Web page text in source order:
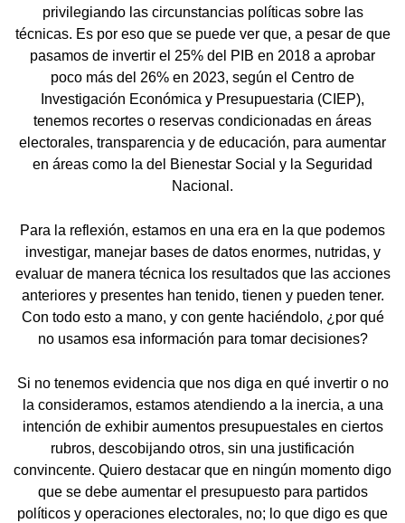
privilegiando las circunstancias políticas sobre las
técnicas. Es por eso que se puede ver que, a pesar de que
pasamos de invertir el 25% del PIB en 2018 a aprobar
poco más del 26% en 2023, según el Centro de
Investigación Económica y Presupuestaria (CIEP),
tenemos recortes o reservas condicionadas en áreas
electorales, transparencia y de educación, para aumentar
en áreas como la del Bienestar Social y la Seguridad
Nacional.
Para la reflexión, estamos en una era en la que podemos
investigar, manejar bases de datos enormes, nutridas, y
evaluar de manera técnica los resultados que las acciones
anteriores y presentes han tenido, tienen y pueden tener.
Con todo esto a mano, y con gente haciéndolo, ¿por qué
no usamos esa información para tomar decisiones?
Si no tenemos evidencia que nos diga en qué invertir o no
la consideramos, estamos atendiendo a la inercia, a una
intención de exhibir aumentos presupuestales en ciertos
rubros, descobijando otros, sin una justificación
convincente. Quiero destacar que en ningún momento digo
que se debe aumentar el presupuesto para partidos
políticos y operaciones electorales, no; lo que digo es que